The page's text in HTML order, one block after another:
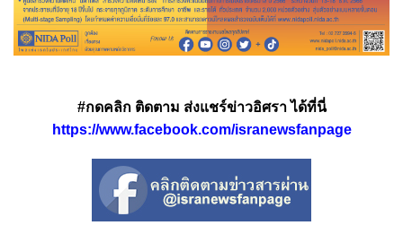
#กดคลิก ติดตาม ส่งแชร์ข่าวอิศรา ได้ที่นี่
https://www.facebook.com/isranewsfanpage